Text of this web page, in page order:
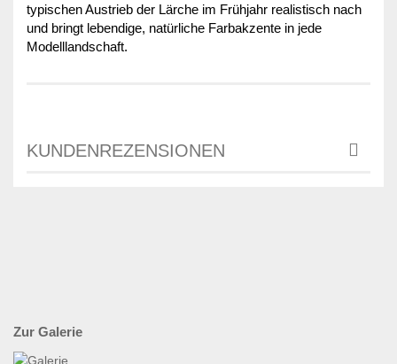
typischen Austrieb der Lärche im Frühjahr realistisch nach
und bringt lebendige, natürliche Farbakzente in jede
Modelllandschaft.
KUNDENREZENSIONEN
Zur Galerie